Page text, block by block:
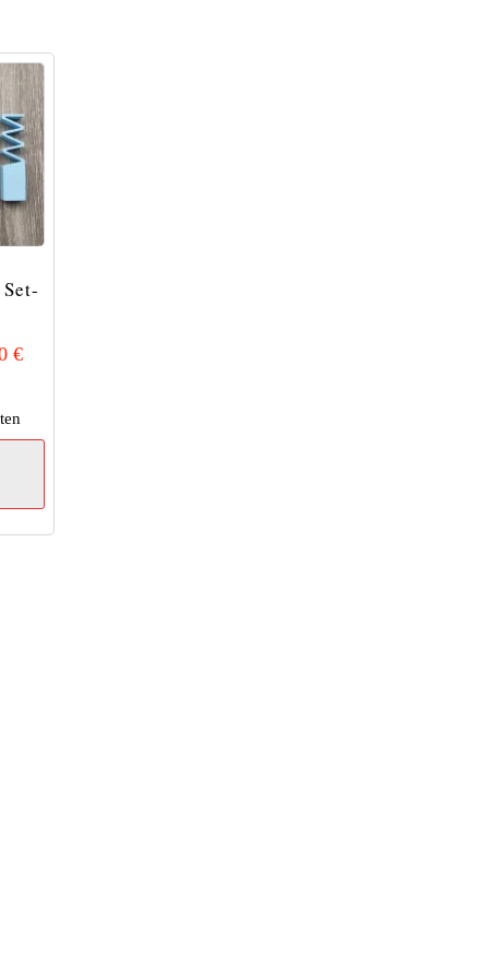
€
Dieses
mehrere
Varianten